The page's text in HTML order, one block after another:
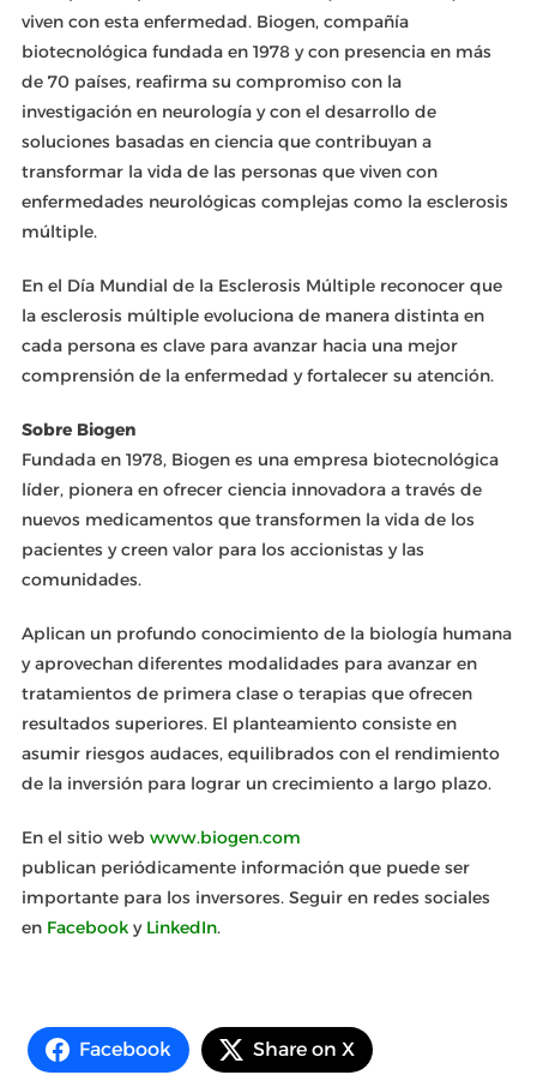
viven con esta enfermedad. Biogen, compañía
biotecnológica fundada en 1978 y con presencia en más
de 70 países, reafirma su compromiso con la
investigación en neurología y con el desarrollo de
soluciones basadas en ciencia que contribuyan a
transformar la vida de las personas que viven con
enfermedades neurológicas complejas como la esclerosis
múltiple.
En el Día Mundial de la Esclerosis Múltiple reconocer que
la esclerosis múltiple evoluciona de manera distinta en
cada persona es clave para avanzar hacia una mejor
comprensión de la enfermedad y fortalecer su atención.
Sobre Biogen
Fundada en 1978, Biogen es una empresa biotecnológica
líder, pionera en ofrecer ciencia innovadora a través de
nuevos medicamentos que transformen la vida de los
pacientes y creen valor para los accionistas y las
comunidades.
Aplican un profundo conocimiento de la biología humana
y aprovechan diferentes modalidades para avanzar en
tratamientos de primera clase o terapias que ofrecen
resultados superiores. El planteamiento consiste en
asumir riesgos audaces, equilibrados con el rendimiento
de la inversión para lograr un crecimiento a largo plazo.
En el sitio web www.biogen.com
publican periódicamente información que puede ser
importante para los inversores. Seguir en redes sociales
en Facebooky LinkedIn.
Facebook Share on X